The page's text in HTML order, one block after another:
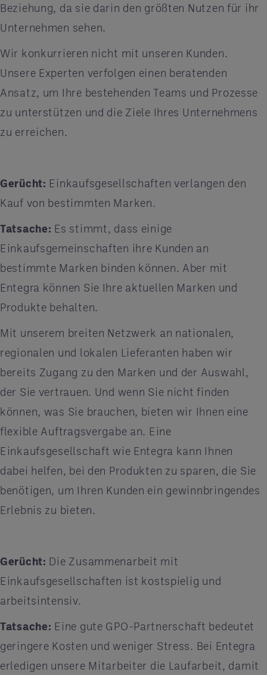
Beziehung, da sie darin den größten Nutzen für ihr
Unternehmen sehen.
Wir konkurrieren nicht mit unseren Kunden.
Unsere Experten verfolgen einen beratenden
Ansatz, um Ihre bestehenden Teams und Prozesse
zu unterstützen und die Ziele Ihres Unternehmens
zu erreichen.
Gerücht: Einkaufsgesellschaften verlangen den
Kauf von bestimmten Marken.
Tatsache: Es stimmt, dass einige
Einkaufsgemeinschaften ihre Kunden an
bestimmte Marken binden können. Aber mit
Entegra können Sie Ihre aktuellen Marken und
Produkte behalten.
Mit unserem breiten Netzwerk an nationalen,
regionalen und lokalen Lieferanten haben wir
bereits Zugang zu den Marken und der Auswahl,
der Sie vertrauen. Und wenn Sie nicht finden
können, was Sie brauchen, bieten wir Ihnen eine
flexible Auftragsvergabe an. Eine
Einkaufsgesellschaft wie Entegra kann Ihnen
dabei helfen, bei den Produkten zu sparen, die Sie
benötigen, um Ihren Kunden ein gewinnbringendes
Erlebnis zu bieten.
Gerücht: Die Zusammenarbeit mit
Einkaufsgesellschaften ist kostspielig und
arbeitsintensiv.
Tatsache: Eine gute GPO-Partnerschaft bedeutet
geringere Kosten und weniger Stress. Bei Entegra
erledigen unsere Mitarbeiter die Laufarbeit, damit